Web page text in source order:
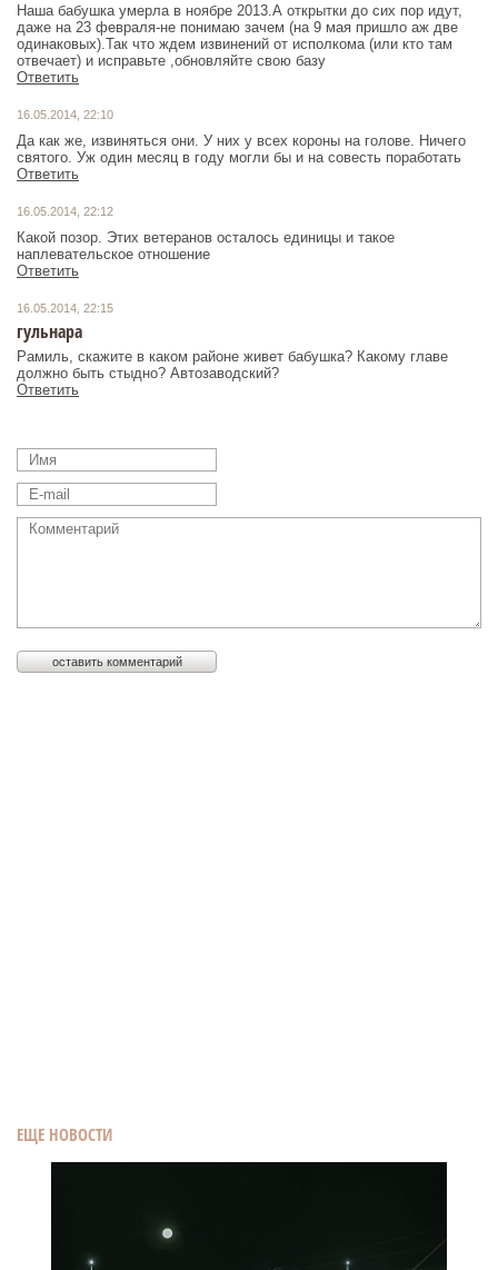
ЕЩЕ НОВОСТИ
Наша бабушка умерла в ноябре 2013.А открытки до сих пор идут,
даже на 23 февраля-не понимаю зачем (на 9 мая пришло аж две
одинаковых).Так что ждем извинений от исполкома (или кто там
отвечает) и исправьте ,обновляйте свою базу
Ответить
16.05.2014, 22:10
Да как же, извиняться они. У них у всех короны на голове. Ничего
святого. Уж один месяц в году могли бы и на совесть поработать
Ответить
16.05.2014, 22:12
Какой позор. Этих ветеранов осталось единицы и такое
наплевательское отношение
Ответить
16.05.2014, 22:15
гульнара
Рамиль, скажите в каком районе живет бабушка? Какому главе
должно быть стыдно? Автозаводский?
Ответить